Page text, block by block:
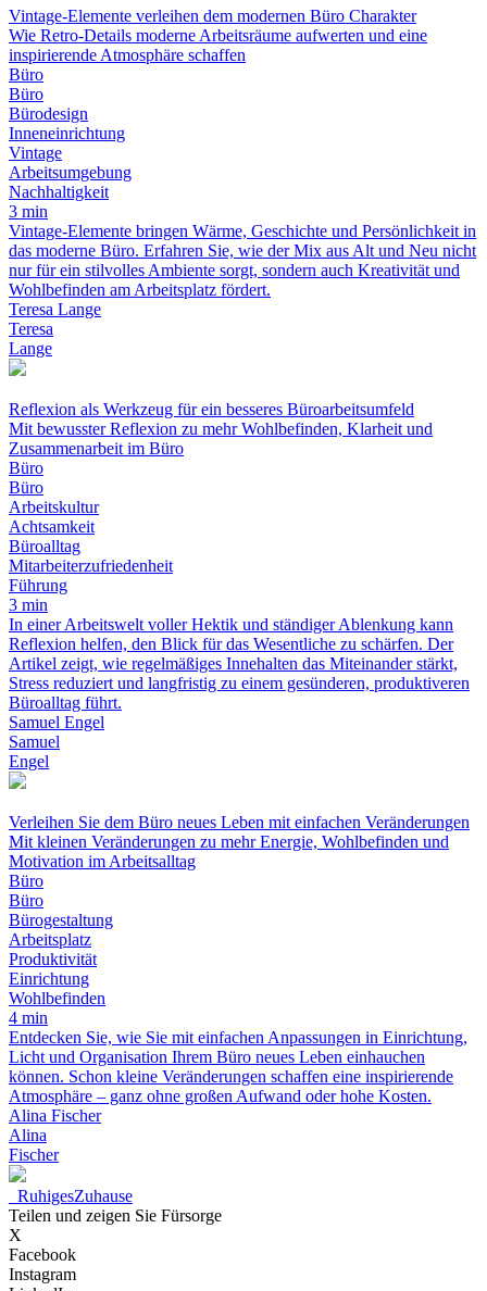
Vintage-Elemente verleihen dem modernen Büro Charakter
Wie Retro-Details moderne Arbeitsräume aufwerten und eine
inspirierende Atmosphäre schaffen
Büro
Büro
Bürodesign
Inneneinrichtung
Vintage
Arbeitsumgebung
Nachhaltigkeit
3 min
Vintage-Elemente bringen Wärme, Geschichte und Persönlichkeit in
das moderne Büro. Erfahren Sie, wie der Mix aus Alt und Neu nicht
nur für ein stilvolles Ambiente sorgt, sondern auch Kreativität und
Wohlbefinden am Arbeitsplatz fördert.
Teresa Lange
Teresa
Lange
Reflexion als Werkzeug für ein besseres Büroarbeitsumfeld
Mit bewusster Reflexion zu mehr Wohlbefinden, Klarheit und
Zusammenarbeit im Büro
Büro
Büro
Arbeitskultur
Achtsamkeit
Büroalltag
Mitarbeiterzufriedenheit
Führung
3 min
In einer Arbeitswelt voller Hektik und ständiger Ablenkung kann
Reflexion helfen, den Blick für das Wesentliche zu schärfen. Der
Artikel zeigt, wie regelmäßiges Innehalten das Miteinander stärkt,
Stress reduziert und langfristig zu einem gesünderen, produktiveren
Büroalltag führt.
Samuel Engel
Samuel
Engel
Verleihen Sie dem Büro neues Leben mit einfachen Veränderungen
Mit kleinen Veränderungen zu mehr Energie, Wohlbefinden und
Motivation im Arbeitsalltag
Büro
Büro
Bürogestaltung
Arbeitsplatz
Produktivität
Einrichtung
Wohlbefinden
4 min
Entdecken Sie, wie Sie mit einfachen Anpassungen in Einrichtung,
Licht und Organisation Ihrem Büro neues Leben einhauchen
können. Schon kleine Veränderungen schaffen eine inspirierende
Atmosphäre – ganz ohne großen Aufwand oder hohe Kosten.
Alina Fischer
Alina
Fischer
RuhigesZuhause
Teilen und zeigen Sie Fürsorge
X
Facebook
Instagram